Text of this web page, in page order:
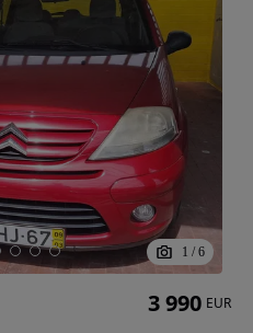
1 / 6
3 990 EUR